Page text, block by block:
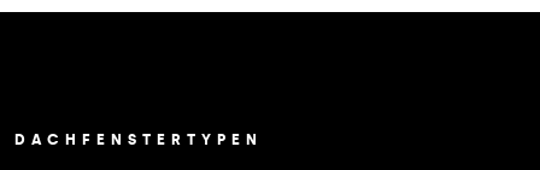
DACHFENSTERTYPEN